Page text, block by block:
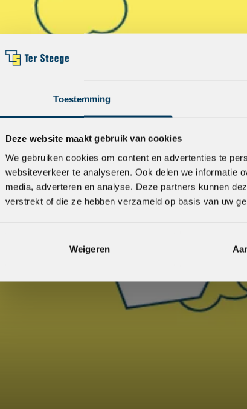
Toestemming
Deze website maakt gebruik van cookies
We gebruiken cookies om content en advertenties te
websiteverkeer te analyseren. Ook delen we informatie
media, adverteren en analyse. Deze partners kunnen
verstrekt of die ze hebben verzameld op basis van uw
Weigeren